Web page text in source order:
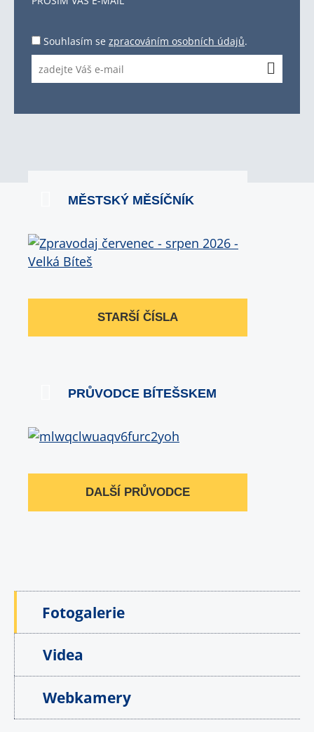
Souhlasím se zpracováním osobních údajů.
MĚSTSKÝ MĚSÍČNÍK
STARŠÍ ČÍSLA
PRŮVODCE BÍTEŠSKEM
DALŠÍ PRŮVODCE
Fotogalerie
Videa
Webkamery